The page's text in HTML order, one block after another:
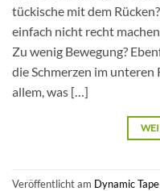
tückische mit dem
einfach nicht recht
Zu wenig Bewegung?
die Schmerzen im unteren
allem, was […]
Veröffentlicht am Dynamic Tape